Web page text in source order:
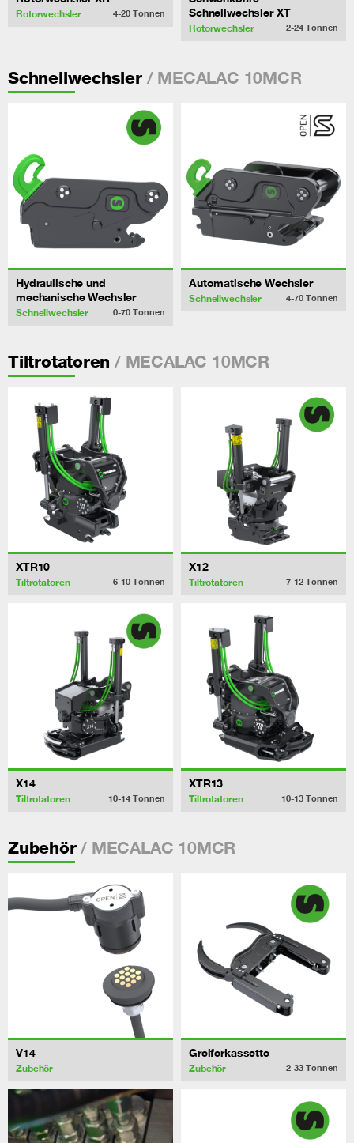
Rotorwechsler 4-20 Tonnen
Schnellwechsler XT
Rotorwechsler 2-24 Tonnen
Schnellwechsler/ MECALAC 10MCR
Hydraulische und
mechanische Wechsler
Schnellwechsler 0-70 Tonnen
Automatische Wechsler
Schnellwechsler 4-70 Tonnen
Tiltrotatoren / MECALAC 10MCR
XTR10
Tiltrotatoren 6-10 Tonnen
X12
Tiltrotatoren 7-12 Tonnen
X14
Tiltrotatoren 10-14 Tonnen
XTR13
Tiltrotatoren 10-13 Tonnen
Zubehör/ MECALAC 10MCR
V14
Zubehör
Greiferkassette
Zubehör 2-33 Tonnen